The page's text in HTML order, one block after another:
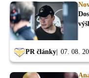
PR články 07. 08.